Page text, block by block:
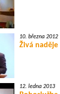
10. března 2012
Živá naděje
12. ledna 2013